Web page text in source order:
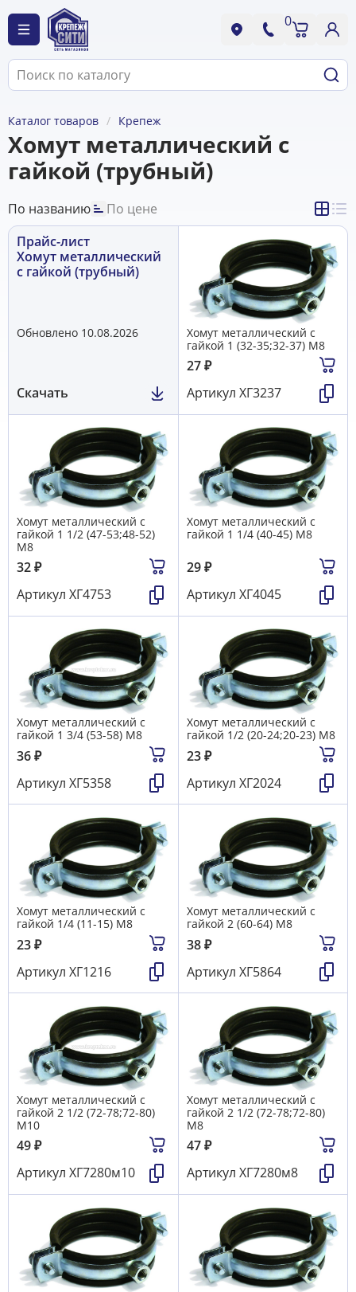
0
Каталог товаров Крепеж
Хомут металлический с
гайкой (трубный)
По названию
По цене
Прайс-лист
Хомут металлический
с гайкой (трубный)
Обновлено 10.08.2026
Скачать
Хомут металлический с
гайкой 1 (32-35;32-37) М8
27₽
Артикул ХГ3237
Хомут металлический с
гайкой 1 1/2 (47-53;48-52)
М8
32₽
Артикул ХГ4753
Хомут металлический с
гайкой 1 1/4 (40-45) М8
29₽
Артикул ХГ4045
Хомут металлический с
гайкой 1 3/4 (53-58) М8
36₽
Артикул ХГ5358
Хомут металлический с
гайкой 1/2 (20-24;20-23) М8
23₽
Артикул ХГ2024
Хомут металлический с
гайкой 1/4 (11-15) М8
23₽
Артикул ХГ1216
Хомут металлический с
гайкой 2 (60-64) М8
38₽
Артикул ХГ5864
Хомут металлический с
гайкой 2 1/2 (72-78;72-80)
М10
49₽
Артикул ХГ7280м10
Хомут металлический с
гайкой 2 1/2 (72-78;72-80)
М8
47₽
Артикул ХГ7280м8